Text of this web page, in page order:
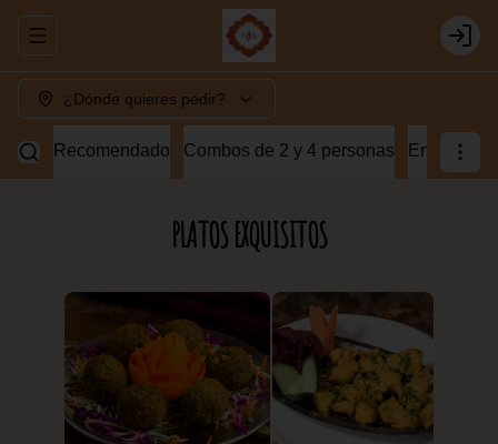
Abrir menu de navegación Login
¿Dónde quieres pedir?
Recomendado Combos de 2 y 4 personas Entradas
PLATOS EXQUISITOS